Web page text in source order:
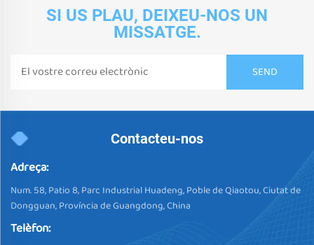
SI US PLAU, DEIXEU-NOS UN
MISSATGE.
Contacteu-nos
Adreça:
Num. 58, Patio 8, Parc Industrial Huadeng, Poble de Qiaotou, Ciutat de
Dongguan, Província de Guangdong, China
Telèfon: